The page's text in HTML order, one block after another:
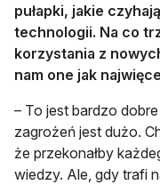
pułapki, jakie
technologii. Na co
korzystania z
nam one jak
– To jest bardzo
zagrożeń jest dużo.
że przekonałby
wiedzy. Ale, gdy trafi